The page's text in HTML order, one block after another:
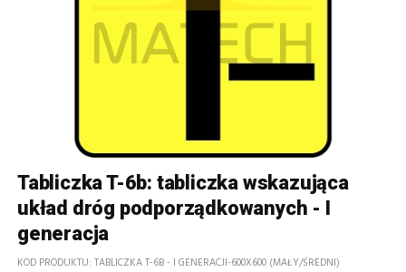
Tabliczka T-6b: tabliczka wskazująca
układ dróg podporządkowanych - I
generacja
KOD PRODUKTU TABLICZKA T-6B - I GENERACJI-600X600 (MAŁY/ŚREDNI)